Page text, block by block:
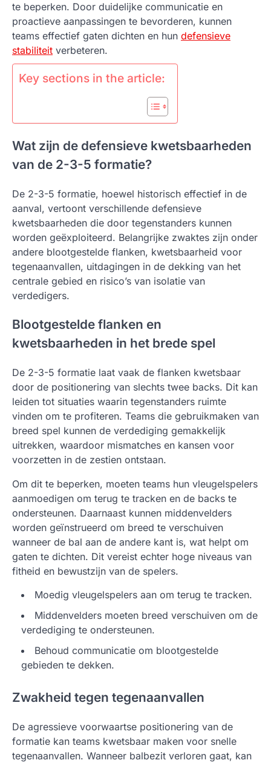
te beperken. Door duidelijke communicatie en
proactieve aanpassingen te bevorderen, kunnen
teams effectief gaten dichten en hun defensieve
stabiliteit verbeteren.
Key sections in the article:
Wat zijn de defensieve kwetsbaarheden
van de 2-3-5 formatie?
De 2-3-5 formatie, hoewel historisch effectief in de
aanval, vertoont verschillende defensieve
kwetsbaarheden die door tegenstanders kunnen
worden geëxploiteerd. Belangrijke zwaktes zijn onder
andere blootgestelde flanken, kwetsbaarheid voor
tegenaanvallen, uitdagingen in de dekking van het
centrale gebied en risico’s van isolatie van
verdedigers.
Blootgestelde flanken en
kwetsbaarheden in het brede spel
De 2-3-5 formatie laat vaak de flanken kwetsbaar
door de positionering van slechts twee backs. Dit kan
leiden tot situaties waarin tegenstanders ruimte
vinden om te profiteren. Teams die gebruikmaken van
breed spel kunnen de verdediging gemakkelijk
uitrekken, waardoor mismatches en kansen voor
voorzetten in de zestien ontstaan.
Om dit te beperken, moeten teams hun vleugelspelers
aanmoedigen om terug te tracken en de backs te
ondersteunen. Daarnaast kunnen middenvelders
worden geïnstrueerd om breed te verschuiven
wanneer de bal aan de andere kant is, wat helpt om
gaten te dichten. Dit vereist echter hoge niveaus van
fitheid en bewustzijn van de spelers.
Moedig vleugelspelers aan om terug te tracken.
Middenvelders moeten breed verschuiven om de
verdediging te ondersteunen.
Behoud communicatie om blootgestelde
gebieden te dekken.
Zwakheid tegen tegenaanvallen
De agressieve voorwaartse positionering van de
formatie kan teams kwetsbaar maken voor snelle
tegenaanvallen. Wanneer balbezit verloren gaat, kan